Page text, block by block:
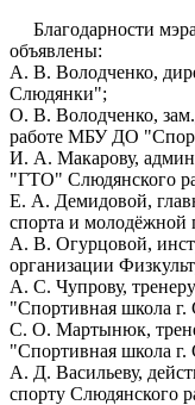
Благодарности
объявлены:
А. В. Володченко,
Слюдянки";
О. В. Володченко,
работе МБУ ДО
И. А. Макарову,
"ГТО" Слюдянского
Е. А. Демидовой,
спорта и молодёжной
А. В. Огурцовой,
организации
А. С. Чупрову,
"Спортивная школа
С. О. Мартынюк,
"Спортивная школа
А. Д. Васильеву,
спорту Слюдянского